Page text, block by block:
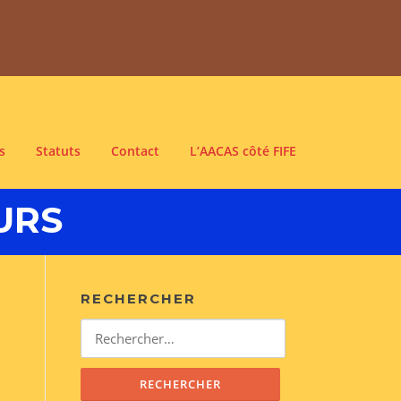
Statuts Contact L’AACAS côté FIFE
RECHERCHER
Rechercher :